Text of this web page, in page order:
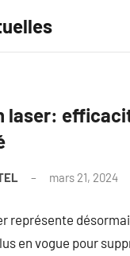
laser:
mars 21, 2024
représente
en vogue pour